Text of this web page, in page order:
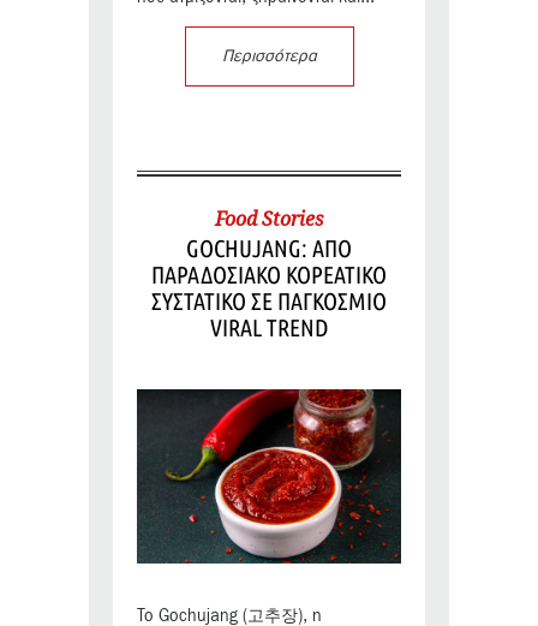
Περισσότερα
Food Stories
GOCHUJANG: ΑΠΟ
ΠΑΡΑΔΟΣΙΑΚΟ ΚΟΡΕΑΤΙΚΟ
ΣΥΣΤΑΤΙΚΟ ΣΕ ΠΑΓΚΟΣΜΙΟ
VIRAL TREND
Το Gochujang (고추장), η